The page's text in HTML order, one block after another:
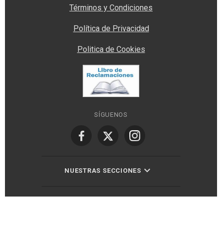
Términos y Condiciones
Política de Privacidad
Politica de Cookies
SÍGUENOS
NUESTRAS SECCIONES